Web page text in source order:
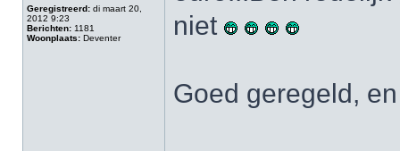
Geregistreerd: di maart 20,
2012 9:23
Berichten: 1181
Woonplaats: Deventer
niet
Goed geregeld,